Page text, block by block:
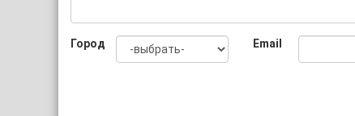
Город Email